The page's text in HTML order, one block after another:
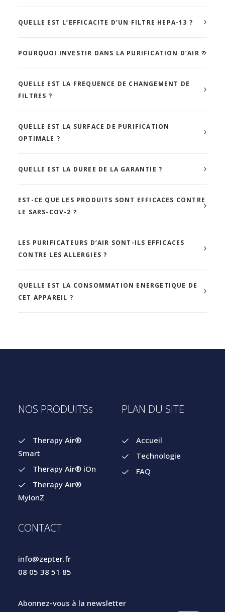
QUELLE EST L’EFFICACITE D’UN FILTRE HEPA-13 ?
POURQUOI INVESTIR DANS LA PURIFICATION D’AIR ?
QUELLE EST LA FREQUENCE DE CHANGEMENT DE
FILTRES ?
QUELLE EST LA SURFACE DE PURIFICATION
OPTIMALE ?
QUELLE EST LA DUREE DE LA GARANTIE ?
EST-CE QUE LES PRODUITS SONT EFFICACES CONTRE
LE SARS-COV-2 ?
LES PURIFICATEURS D’AIR SONT-ILS EFFICACES
CONTRE LES ALLERGIES ?
QUELLE EST LA CONSOMMATION ENERGETIQUE DE
CET APPAREIL ?
NOS PRODUITSs
Therapy Air®
Smart
Therapy Air® iOn
Therapy Air®
MyIonZ
PLAN DU SITE
Accueil
Technologie
FAQ
CONTACT
info@zepter.fr
08 05 38 51 85
Abonnez-vous à la newsletter